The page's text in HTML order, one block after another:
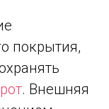
покрытия,
. Внешняя